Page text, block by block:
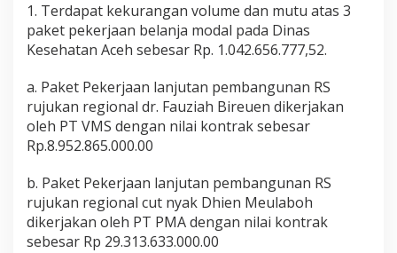
1. Terdapat kekurangan volume dan mutu atas 3
paket pekerjaan belanja modal pada Dinas
Kesehatan Aceh sebesar Rp. 1.042.656.777,52.
a. Paket Pekerjaan lanjutan pembangunan RS
rujukan regional dr. Fauziah Bireuen dikerjakan
oleh PT VMS dengan nilai kontrak sebesar
Rp.8.952.865.000.00
b. Paket Pekerjaan lanjutan pembangunan RS
rujukan regional cut nyak Dhien Meulaboh
dikerjakan oleh PT PMA dengan nilai kontrak
sebesar Rp 29.313.633.000.00